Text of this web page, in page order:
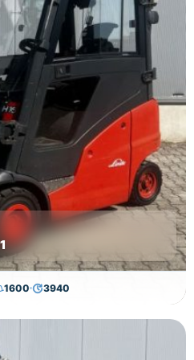
1600 3940
€11,300.00€